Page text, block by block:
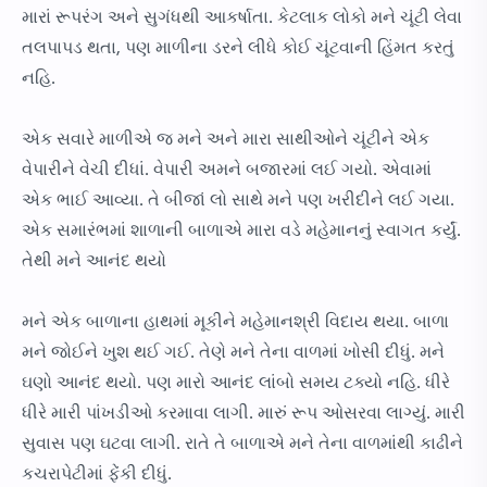
મારાં રૂપરંગ અને સુગંધથી આકર્ષાતા. કેટલાક લોકો મને ચૂંટી લેવા
તલપાપડ થતા, પણ માળીના ડરને લીધે કોઈ ચૂંટવાની હિંમત કરતું
નહિ.
એક સવારે માળીએ જ મને અને મારા સાથીઓને ચૂંટીને એક
વેપારીને વેચી દીધાં. વેપારી અમને બજારમાં લઈ ગયો. એવામાં
એક ભાઈ આવ્યા. તે બીજાં લો સાથે મને પણ ખરીદીને લઈ ગયા.
એક સમારંભમાં શાળાની બાળાએ મારા વડે મહેમાનનું સ્વાગત કર્યું.
તેથી મને આનંદ થયો
મને એક બાળાના હાથમાં મૂકીને મહેમાનશ્રી વિદાય થયા. બાળા
મને જોઈને ખુશ થઈ ગઈ. તેણે મને તેના વાળમાં ખોસી દીધું. મને
ઘણો આનંદ થયો. પણ મારો આનંદ લાંબો સમય ટક્યો નહિ. ધીરે
ધીરે મારી પાંખડીઓ કરમાવા લાગી. મારું રૂપ ઓસરવા લાગ્યું. મારી
સુવાસ પણ ઘટવા લાગી. રાતે તે બાળાએ મને તેના વાળમાંથી કાઢીને
કચરાપેટીમાં ફેંકી દીધું.